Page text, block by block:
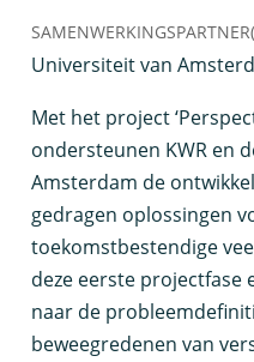
Met het project
ondersteunen KWR en
Amsterdam de
gedragen oplossingen
toekomstbestendige
deze eerste projectfase
naar de
beweegredenen van
Universiteit van